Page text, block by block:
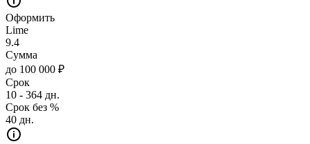
Оформить
Lime
9.4
Сумма
до 100 000 ₽
Срок
10 - 364 дн.
Срок без %
40 дн.